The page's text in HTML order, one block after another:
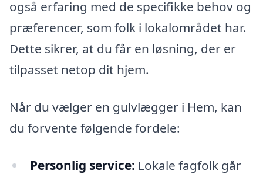
også erfaring med de specifikke behov og
præferencer, som folk i lokalområdet har.
Dette sikrer, at du får en løsning, der er
tilpasset netop dit hjem.
Når du vælger en gulvlægger i Hem, kan
du forvente følgende fordele:
Personlig service: Lokale fagfolk går